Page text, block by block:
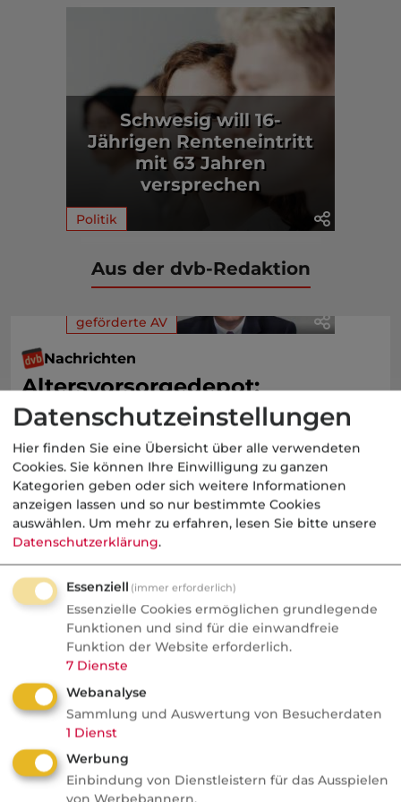
Schwesig will 16-
Jährigen Renteneintritt
mit 63 Jahren
versprechen
Politik
Aus der dvb-Redaktion
geförderte AV
Nachrichten
Altersvorsorgedepot:
Bedrohung oder Chance für
Vermittler?
AVD ab 2027: Bedrohung oder
Goldgrube? blau-direkt-COO Stephan
Schinnenburg verrät im Podcast, warum
Neobroker längst Kunden anschreiben
und welche Produkte doch Provision
bringen.
Tiere
VersicherungsJournal
Verbraucher empfehlen am
liebsten diese
Datenschutzeinstellungen
Hier finden Sie eine Übersicht über alle verwendeten
Cookies. Sie können Ihre Einwilligung zu ganzen
Kategorien geben oder sich weitere Informationen
anzeigen lassen und so nur bestimmte Cookies
auswählen. Um mehr zu erfahren, lesen Sie bitte unsere
Datenschutzerklärung.
Essenziell (immer erforderlich)
Essenzielle Cookies ermöglichen grundlegende
Funktionen und sind für die einwandfreie
Funktion der Website erforderlich.
7 Dienste
Webanalyse
Sammlung und Auswertung von Besucherdaten
1 Dienst
Werbung
Einbindung von Dienstleistern für das Ausspielen